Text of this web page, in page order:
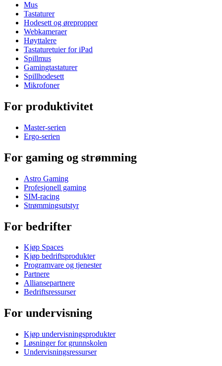
Mus
Tastaturer
Hodesett og ørepropper
Webkameraer
Høyttalere
Tastaturetuier for iPad
Spillmus
Gamingtastaturer
Spillhodesett
Mikrofoner
For produktivitet
Master-serien
Ergo-serien
For gaming og strømming
Astro Gaming
Profesjonell gaming
SIM-racing
Strømmingsutstyr
For bedrifter
Kjøp Spaces
Kjøp bedriftsprodukter
Programvare og tjenester
Partnere
Alliansepartnere
Bedriftsressurser
For undervisning
Kjøp undervisningsprodukter
Løsninger for grunnskolen
Undervisningsressurser